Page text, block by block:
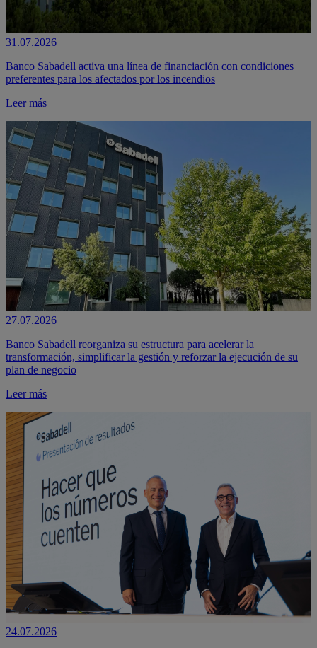
31.07.2026
Banco Sabadell activa una línea de financiación con condiciones
preferentes para los afectados por los incendios
Leer más
27.07.2026
Banco Sabadell reorganiza su estructura para acelerar la
transformación, simplificar la gestión y reforzar la ejecución de su
plan de negocio
Leer más
24.07.2026